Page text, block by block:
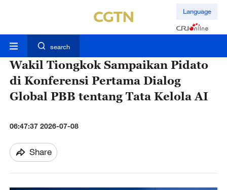
Language
search
Wakil Tiongkok Sampaikan Pidato
di Konferensi Pertama Dialog
Global PBB tentang Tata Kelola AI
06:47:37 2026-07-08
Share